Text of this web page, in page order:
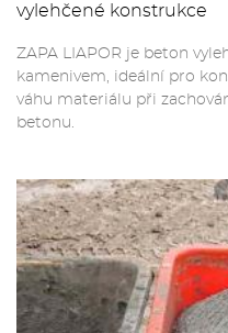
vylehčené konstrukce
ZAPA LIAPOR je beton
kamenivem, ideální pro
váhu materiálu při
betonu.